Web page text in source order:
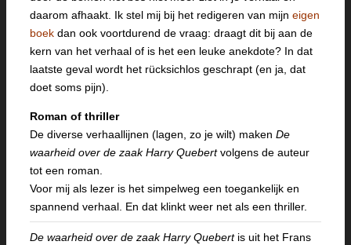
daarom afhaakt. Ik stel mij bij het redigeren van mijn eigen
boek dan ook voortdurend de vraag: draagt dit bij aan de
kern van het verhaal of is het een leuke anekdote? In dat
laatste geval wordt het rücksichlos geschrapt (en ja, dat
doet soms pijn).
Roman of thriller
De diverse verhaallijnen (lagen, zo je wilt) maken De
waarheid over de zaak Harry Quebertvolgens de auteur
tot een roman.
Voor mij als lezer is het simpelweg een toegankelijk en
spannend verhaal. En dat klinkt weer net als een thriller.
De waarheid over de zaak Harry Quebertis uit het Frans